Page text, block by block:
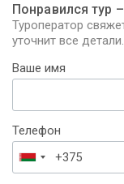
Понравился тур
Туроператор
уточнит все детали.
Ваше имя
Телефон
Беларусь
+375